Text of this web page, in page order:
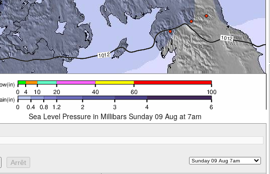
Sea Level Pressure in Millibars Sunday 09 Aug at 7am